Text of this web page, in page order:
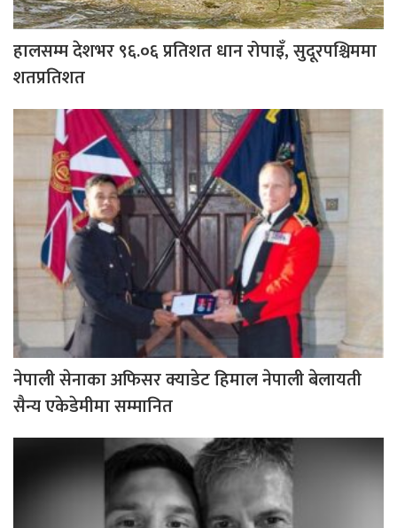
हालसम्म देशभर ९६.०६ प्रतिशत धान रोपाइँ, सुदूरपश्चिममा
शतप्रतिशत
नेपाली सेनाका अफिसर क्याडेट हिमाल नेपाली बेलायती
सैन्य एकेडेमीमा सम्मानित